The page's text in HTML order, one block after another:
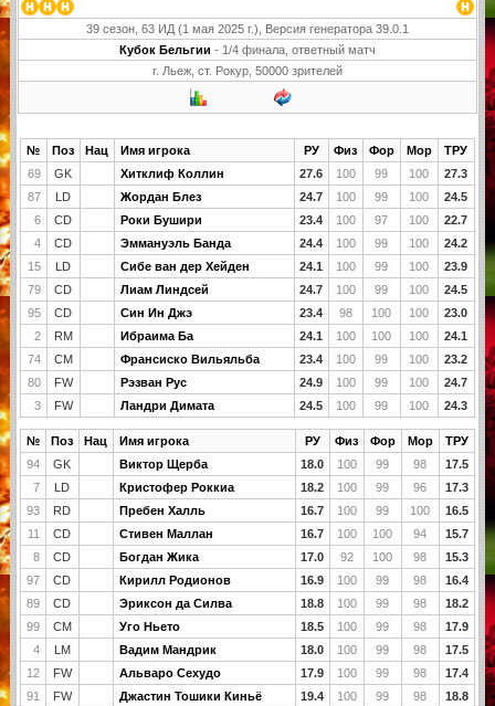
39 сезон, 63 ИД (1 мая 2025 г.), Версия генератора 39.0.1
Кубок Бельгии - 1/4 финала, ответный матч
г. Льеж, ст. Рокур, 50000 зрителей
№ Поз Нац Имя игрока РУ Физ Фор Мор
ТРУ
69
GK Хитклиф Коллин 27.6 100 99 100
27.3
87
LD Жордан Блез 24.7 100 99 100
24.5
6
CD Роки Бушири 23.4 100 97 100
22.7
4
CD Эммануэль Банда 24.4 100 99 100
24.2
15
LD Сибе ван дер Хейден 24.1 100 99 100
23.9
79
CD Лиам Линдсей 24.7 100 99 100
24.5
95
CD Син Ин Джэ 23.4 98 100 100
23.0
2
RM Ибраима Ба 24.1 100 100 100
24.1
74
CM Франсиско Вильяльба 23.4 100 99 100
23.2
80
FW Рэзван Рус 24.9 100 99 100
24.7
3
FW Ландри Димата 24.5 100 99 100 24.3
№ Поз Нац Имя игрока РУ Физ Фор Мор
ТРУ
94
GK Виктор Щерба 18.0 100 99 98
17.5
7
LD Кристофер Роккиа 18.2 100 99 96
17.3
93
RD Пребен Халль 16.7 100 99 100
16.5
11
CD Стивен Маллан 16.7 100 100 94
15.7
8
CD Богдан Жика 17.0 92 100 98
15.3
97
CD Кирилл Родионов 16.9 100 99 98
16.4
89
CD Эриксон да Силва 18.8 100 99 98
18.2
99
CM Уго Ньето 18.5 100 99 98
17.9
4
LM Вадим Мандрик 18.0 100 99 98
17.5
12
FW Альваро Сехудо 17.9 100 99 98
17.4
91
FW Джастин Тошики Киньё 19.4 100 99 98 18.8